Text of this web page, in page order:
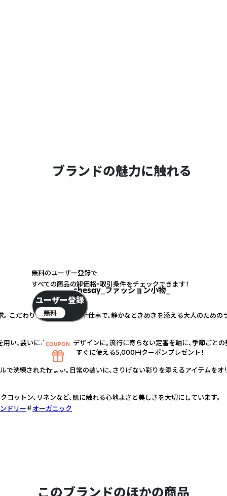
ブランドの魅力に触れる
shesay‗ファッション小物‗
こだわりの素材と丁寧な手仕事で、静かなときめきを添える大人のための
い、装いにより馴染むデザインに。流行に寄らない定番を軸に、季節ごとの
で洗練された佇まい。日常の装いに、さりげない彩りを添えるアイテムをオ
コットン、リネンなど、肌に触れる心地よさと美しさを大切にしています。
ドリー
オーガニック
このブランドのほかの商品
無料のユーザー登録で
すべての商品の卸価格・取引条件をチェックできます！
ユーザー登録
無料
すぐに使える5,000円クーポンプレゼント！